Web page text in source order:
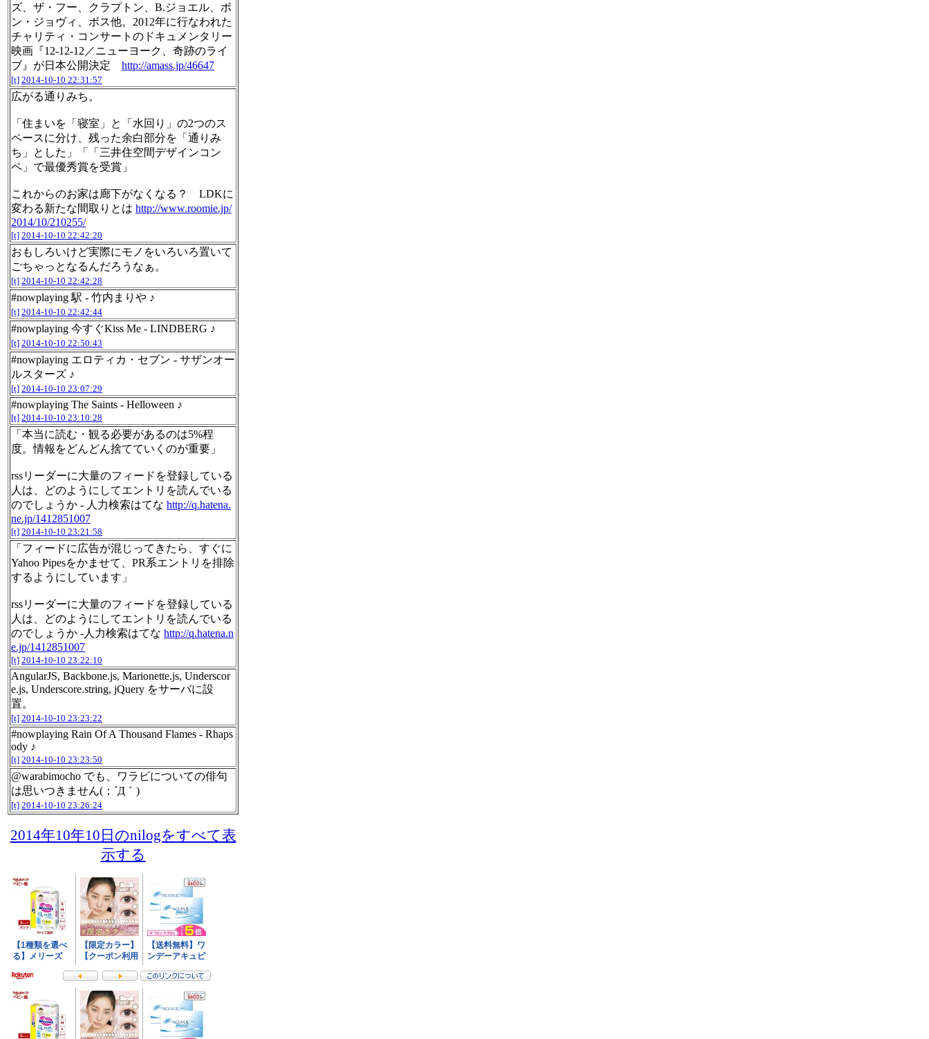
ズ、ザ・フー、クラプトン、B.ジョエル、ボ
ン・ジョヴィ、ボス他。2012年に行なわれた
チャリティ・コンサートのドキュメンタリー
映画『12-12-12／ニューヨーク、奇跡のライ
ブ』が日本公開決定 http://amass.jp/46647
[t] 2014-10-10 22:31:57
広がる通りみち。
「住まいを「寝室」と「水回り」の2つのス
ペースに分け、残った余白部分を「通りみ
ち」とした」「「三井住空間デザインコン
ペ」で最優秀賞を受賞」
これからのお家は廊下がなくなる？ LDKに
変わる新たな間取りとは http://www.roomie.jp/
2014/10/210255/
[t] 2014-10-10 22:42:20
おもしろいけど実際にモノをいろいろ置いて
ごちゃっとなるんだろうなぁ。
[t] 2014-10-10 22:42:28
#nowplaying 駅 - 竹内まりや ♪
[t] 2014-10-10 22:42:44
#nowplaying 今すぐKiss Me - LINDBERG ♪
[t] 2014-10-10 22:50:43
#nowplaying エロティカ・セブン - サザンオー
ルスターズ ♪
[t] 2014-10-10 23:07:29
#nowplaying The Saints - Helloween ♪
[t] 2014-10-10 23:10:28
「本当に読む・観る必要があるのは5%程
度。情報をどんどん捨てていくのが重要」
rssリーダーに大量のフィードを登録している
人は、どのようにしてエントリを読んでいる
のでしょうか - 人力検索はてな http://q.hatena.
ne.jp/1412851007
[t] 2014-10-10 23:21:58
「フィードに広告が混じってきたら、すぐに
Yahoo Pipesをかませて、PR系エントリを排除
するようにしています」
rssリーダーに大量のフィードを登録している
人は、どのようにしてエントリを読んでいる
のでしょうか -人力検索はてな http://q.hatena.n
e.jp/1412851007
[t] 2014-10-10 23:22:10
AngularJS, Backbone.js, Marionette.js, Underscor
e.js, Underscore.string, jQuery をサーバに設
置。
[t] 2014-10-10 23:23:22
#nowplaying Rain Of A Thousand Flames - Rhaps
ody ♪
[t] 2014-10-10 23:23:50
@warabimocho でも、ワラビについての俳句
は思いつきません(；´Д｀)
[t] 2014-10-10 23:26:24
2014年10年10日のnilogをすべて表
示する